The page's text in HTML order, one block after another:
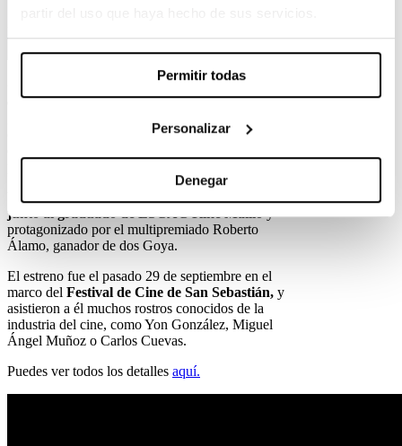
Permitir todas
Personalizar
Denegar
fue la ganadora de la
edicióndel concursoAudi Future Stories
corto con una trama que reflexiona acerca de
Un thriller emocionante y desgarrador,
junto al graduado de ESCAC Kike Maílloy
protagonizado por el multipremiado Roberto
Álamo, ganador de dos Goya.
El estreno fue el pasado 29 de septiembre en el
marco del Festival de Cine de San Sebastián, y
asistieron a él muchos rostros conocidos de la
industria del cine, como Yon González, Miguel
Ángel Muñoz o Carlos Cuevas.
Puedes ver todos los detalles aquí.